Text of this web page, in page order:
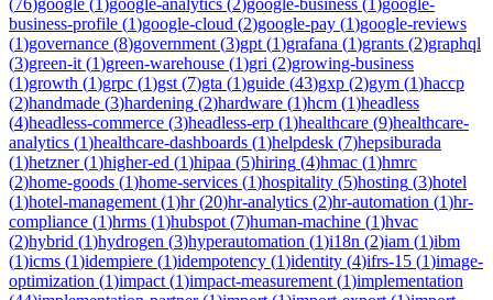
business-profile (1)google-cloud (2)google-pay (1)google-reviews
(1)governance (8)government (3)gpt (1)grafana (1)grants (2)graphql
(3)green-it (1)green-warehouse (1)gri (2)growing-business
(1)growth (1)grpc (1)gst (7)gta (1)guide (43)gxp (2)gym (1)haccp
(2)handmade (3)hardening (2)hardware (1)hcm (1)headless
(4)headless-commerce (3)headless-erp (1)healthcare (9)healthcare-
analytics (1)healthcare-dashboards (1)helpdesk (7)hepsiburada
(1)hetzner(1)higher-ed (1)hipaa (5)hiring (4)hmac (1)hmrc
(2)home-goods (1)home-services (1)hospitality (5)hosting (3)hotel
(1)hotel-management (1)hr(20)hr-analytics (2)hr-automation (1)hr-
compliance (1)hrms (1)hubspot (7)human-machine (1)hvac
(2)hybrid (1)hydrogen (3)hyperautomation (1)i18n (2)iam (1)ibm
(1)icms (1)idempiere (1)idempotency (1)identity (4)ifrs-15 (1)image-
optimization (1)impact (1)impact-measurement (1)implementation